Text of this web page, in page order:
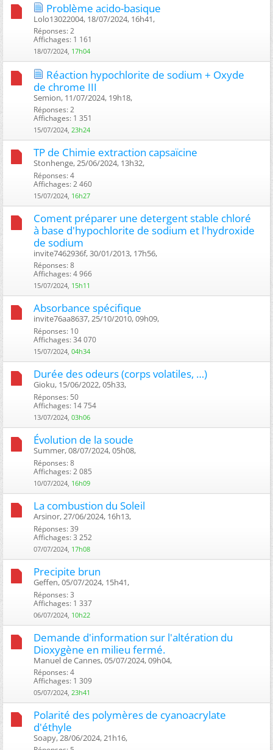
Problème acido-basique
Lolo13022004, 18/07/2024, 16h41, ‎
Réponses: 2
Affichages: 1 161
18/07/2024, 17h04
Réaction hypochlorite de sodium + Oxyde
de chrome III
Semion, 11/07/2024, 19h18, ‎
Réponses: 2
Affichages: 1 351
15/07/2024, 23h24
TP de Chimie extraction capsaïcine
Stonhenge, 25/06/2024, 13h32, ‎
Réponses: 4
Affichages: 2 460
15/07/2024, 16h27
Coment préparer une detergent stable chloré
à base d'hypochlorite de sodium et l'hydroxide
de sodium
invite7462936f, 30/01/2013, 17h56, ‎
Réponses: 8
Affichages: 4 966
15/07/2024, 15h11
Absorbance spécifique
invite76aa8637, 25/10/2010, 09h09, ‎
Réponses: 10
Affichages: 34 070
15/07/2024, 04h34
Durée des odeurs (corps volatiles, …)
Gioku, 15/06/2022, 05h33, ‎
Réponses: 50
Affichages: 14 754
13/07/2024, 03h06
Évolution de la soude
Summer, 08/07/2024, 05h08, ‎
Réponses: 8
Affichages: 2 085
10/07/2024, 16h09
La combustion du Soleil
Arsinor, 27/06/2024, 16h13, ‎
Réponses: 39
Affichages: 3 252
07/07/2024, 17h08
Precipite brun
Geffen, 05/07/2024, 15h41, ‎
Réponses: 3
Affichages: 1 337
06/07/2024, 10h22
Demande d'information sur l'altération du
Dioxygène en milieu fermé.
Manuel de Cannes, 05/07/2024, 09h04, ‎
Réponses: 4
Affichages: 1 309
05/07/2024, 23h41
Polarité des polymères de cyanoacrylate
d'éthyle
Soapy, 28/06/2024, 21h16, ‎